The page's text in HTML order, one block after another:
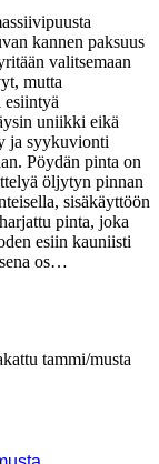
kannen paksuus
valitsemaan
mutta
uniikki eikä
ja syykuvionti
Pöydän pinta on
öljytyn pinnan
sisäkäyttöön
pinta, joka
esiin kauniisti
os…